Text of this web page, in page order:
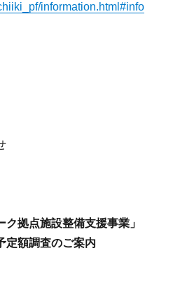
information.html#info
ク拠点施設整備支援事業」
定額調査のご案内